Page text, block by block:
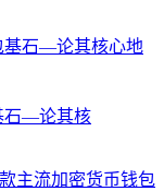
石—论其核